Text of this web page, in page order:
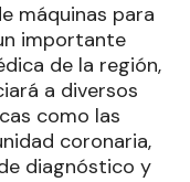
máquinas para
importante
de la región,
a diversos
como las
coronaria,
diagnóstico y